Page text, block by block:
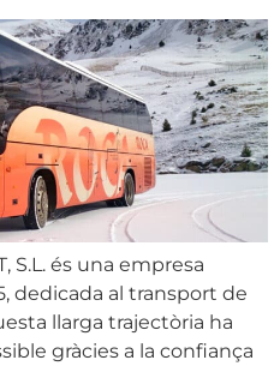
S.L. és una empresa
dedicada al transport de
llarga trajectòria ha
gràcies a la confiança